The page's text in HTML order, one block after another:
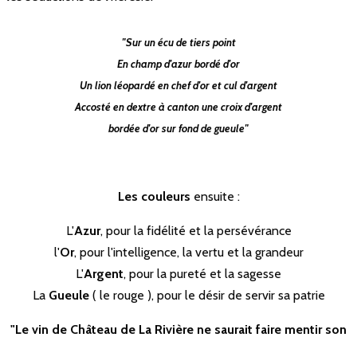
"Sur un écu de tiers point
En champ d'azur bordé d'or
Un lion léopardé en chef d'or et cul d'argent
Accosté en dextre à canton une croix d'argent
bordée d'or sur fond de gueule"
Les couleurs ensuite :
L'Azur, pour la fidélité et la persévérance
l'Or, pour l'intelligence, la vertu et la grandeur
L'Argent, pour la pureté et la sagesse
La Gueule( le rouge ), pour le désir de servir sa patrie
"Le vin de Château de La Rivière ne saurait faire mentir son